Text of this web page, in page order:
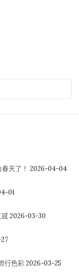
天了！ 2026-04-04
01
2026-03-30
行色彩 2026-03-25